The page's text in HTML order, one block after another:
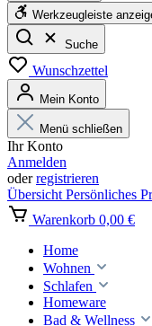
Werkzeugleiste
Suche
Wunschzettel
Mein Konto
Menü schließen
Ihr Konto
Anmelden
oderregistrieren
Übersicht Persönliches
Warenkorb 0,00 €
Home
Wohnen
Schlafen
Homeware
Bad & Wellness